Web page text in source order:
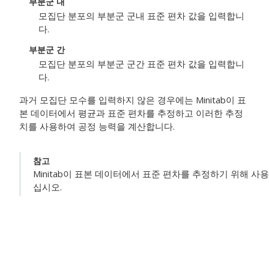
모집단 분포의 부분군 군내 표준 편차 값을 입력합니
다.
부분군 간
모집단 분포의 부분군 군간 표준 편차 값을 입력합니
다.
과거 모집단 모수를 입력하지 않은 경우에는 Minitab이 표
본 데이터에서 평균과 표준 편차를 추정하고 이러한 추정
치를 사용하여 공정 능력을 계산합니다.
참고
Minitab이 표본 데이터에서 표준 편차를 추정하기 위해 사
십시오.